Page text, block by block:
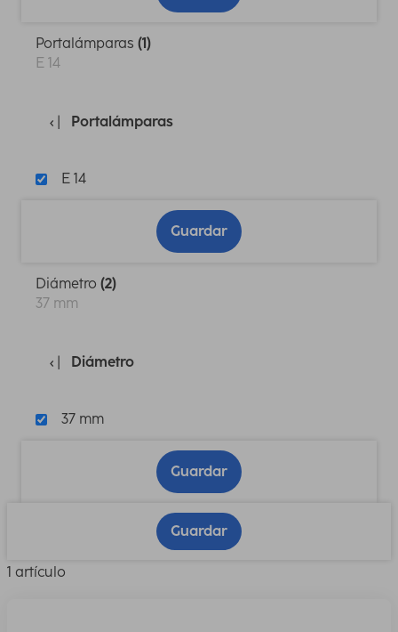
Portalámparas (1)
E 14
Portalámparas
E 14
Guardar
Diámetro (2)
37 mm
Diámetro
37 mm
Guardar
Guardar
1 artículo